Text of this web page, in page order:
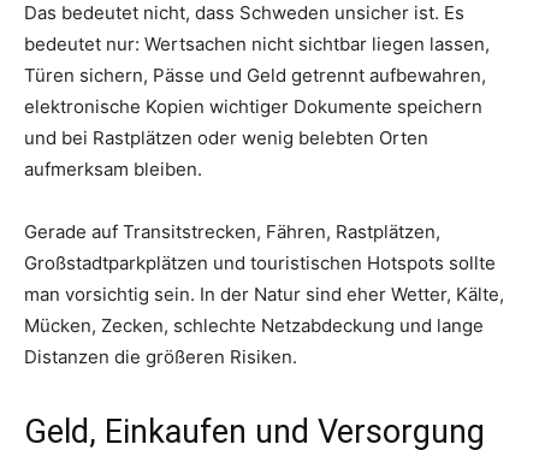
Das bedeutet nicht, dass Schweden unsicher ist. Es
bedeutet nur: Wertsachen nicht sichtbar liegen lassen,
Türen sichern, Pässe und Geld getrennt aufbewahren,
elektronische Kopien wichtiger Dokumente speichern
und bei Rastplätzen oder wenig belebten Orten
aufmerksam bleiben.
Gerade auf Transitstrecken, Fähren, Rastplätzen,
Großstadtparkplätzen und touristischen Hotspots sollte
man vorsichtig sein. In der Natur sind eher Wetter, Kälte,
Mücken, Zecken, schlechte Netzabdeckung und lange
Distanzen die größeren Risiken.
Geld, Einkaufen und Versorgung